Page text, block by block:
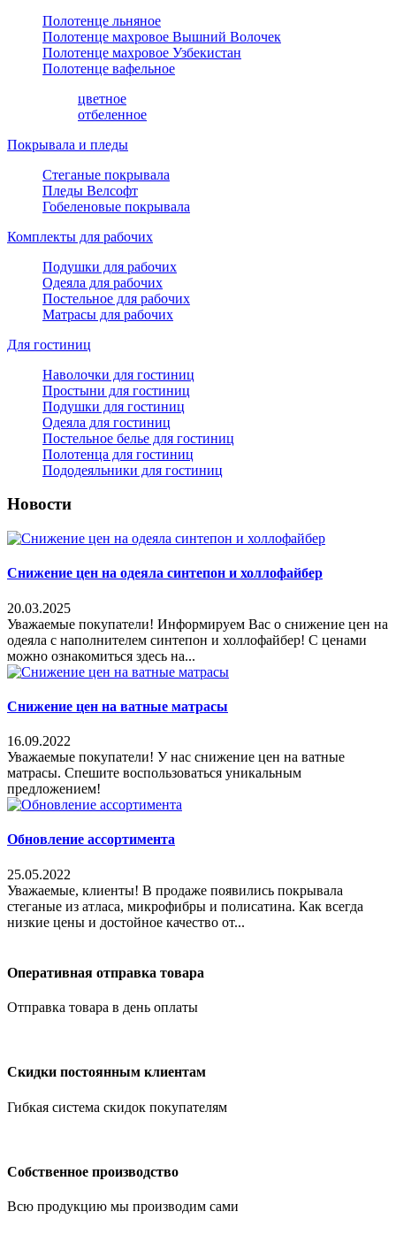
Полотенце льняное
Полотенце махровое Вышний Волочек
Полотенце махровое Узбекистан
Полотенце вафельное
цветное
отбеленное
Покрывала и пледы
Стеганые покрывала
Пледы Велсофт
Гобеленовые покрывала
Комплекты для рабочих
Подушки для рабочих
Одеяла для рабочих
Постельное для рабочих
Матрасы для рабочих
Для гостиниц
Наволочки для гостиниц
Простыни для гостиниц
Подушки для гостиниц
Одеяла для гостиниц
Постельное белье для гостиниц
Полотенца для гостиниц
Пододеяльники для гостиниц
Новости
Снижение цен на одеяла синтепон и холлофайбер
20.03.2025
Уважаемые покупатели! Информируем Вас о снижение цен на
одеяла с наполнителем синтепон и холлофайбер! С ценами
можно ознакомиться здесь на...
Снижение цен на ватные матрасы
16.09.2022
Уважаемые покупатели! У нас снижение цен на ватные
матрасы. Спешите воспользоваться уникальным
предложением!
Обновление ассортимента
25.05.2022
Уважаемые, клиенты! В продаже появились покрывала
стеганые из атласа, микрофибры и полисатина. Как всегда
низкие цены и достойное качество от...
Оперативная отправка товара
Отправка товара в день оплаты
Скидки постоянным клиентам
Гибкая система скидок покупателям
Собственное производство
Всю продукцию мы производим сами